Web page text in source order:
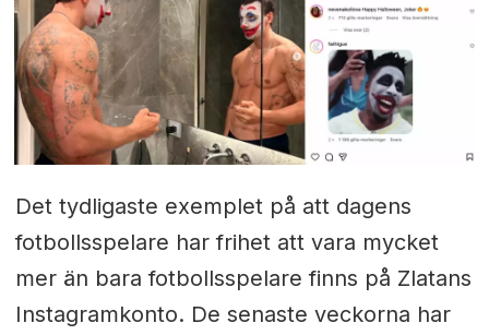
Det tydligaste exemplet på att dagens
fotbollsspelare har frihet att vara mycket
mer än bara fotbollsspelare finns på Zlatans
Instagramkonto. De senaste veckorna har